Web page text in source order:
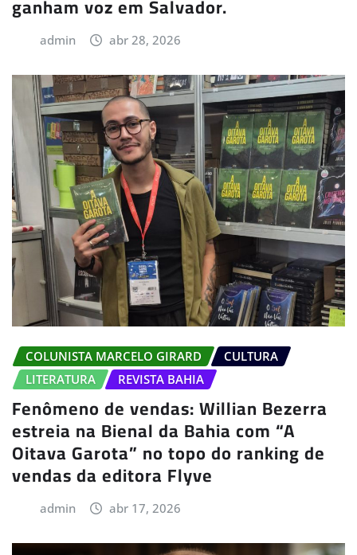
ganham voz em Salvador.
admin abr 28, 2026
COLUNISTA MARCELO GIRARD
CULTURA
LITERATURA
REVISTA BAHIA
Fenômeno de vendas: Willian Bezerra
estreia na Bienal da Bahia com “A
Oitava Garota” no topo do ranking de
vendas da editora Flyve
admin abr 17, 2026